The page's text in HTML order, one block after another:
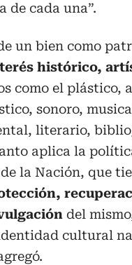
de cada una”.
un bien como
histórico,
como el plástico,
sonoro,
literario,
aplica la
la Nación, que
del
cultural